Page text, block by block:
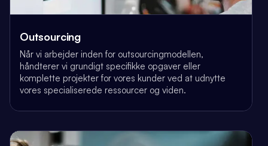
Outsourcing
Når vi arbejder inden for outsourcingmodellen,
håndterer vi grundigt specifikke opgaver eller
komplette projekter for vores kunder ved at udnytte
vores specialiserede ressourcer og viden.